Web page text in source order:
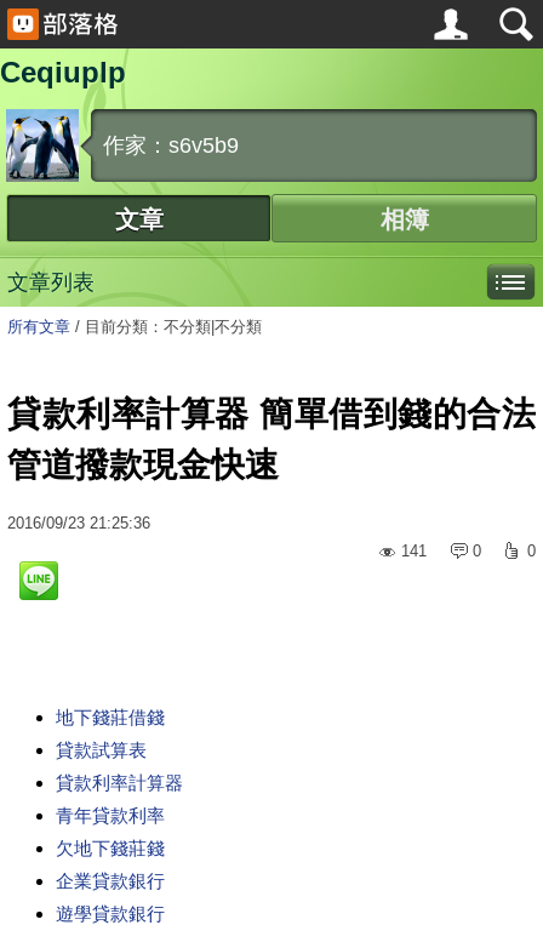
Ceqiuplp
作家：s6v5b9
文章 相簿
文章列表
所有文章 / 目前分類：不分類|不分類
貸款利率計算器 簡單借到錢的合法
管道撥款現金快速
2016/09/23 21:25:36
141
0 0
地下錢莊借錢
貸款試算表
貸款利率計算器
青年貸款利率
欠地下錢莊錢
企業貸款銀行
遊學貸款銀行